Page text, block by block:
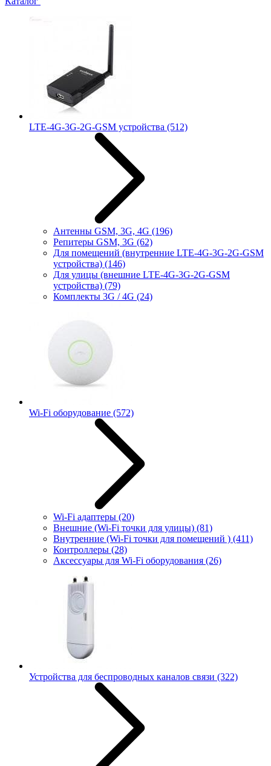
LTE-4G-3G-2G-GSM устройства (512)
Антенны GSM, 3G, 4G (196)
Репитеры GSM, 3G (62)
Для помещений (внутренние LTE-4G-3G-2G-GSM
устройства) (146)
Для улицы (внешние LTE-4G-3G-2G-GSM
устройства) (79)
Комплекты 3G / 4G (24)
Wi-Fi оборудование (572)
Wi-Fi адаптеры (20)
Внешние (Wi-Fi точки для улицы) (81)
Внутренние (Wi-Fi точки для помещений ) (411)
Контроллеры (28)
Аксессуары для Wi-Fi оборудования (26)
Устройства для беспроводных каналов связи (322)